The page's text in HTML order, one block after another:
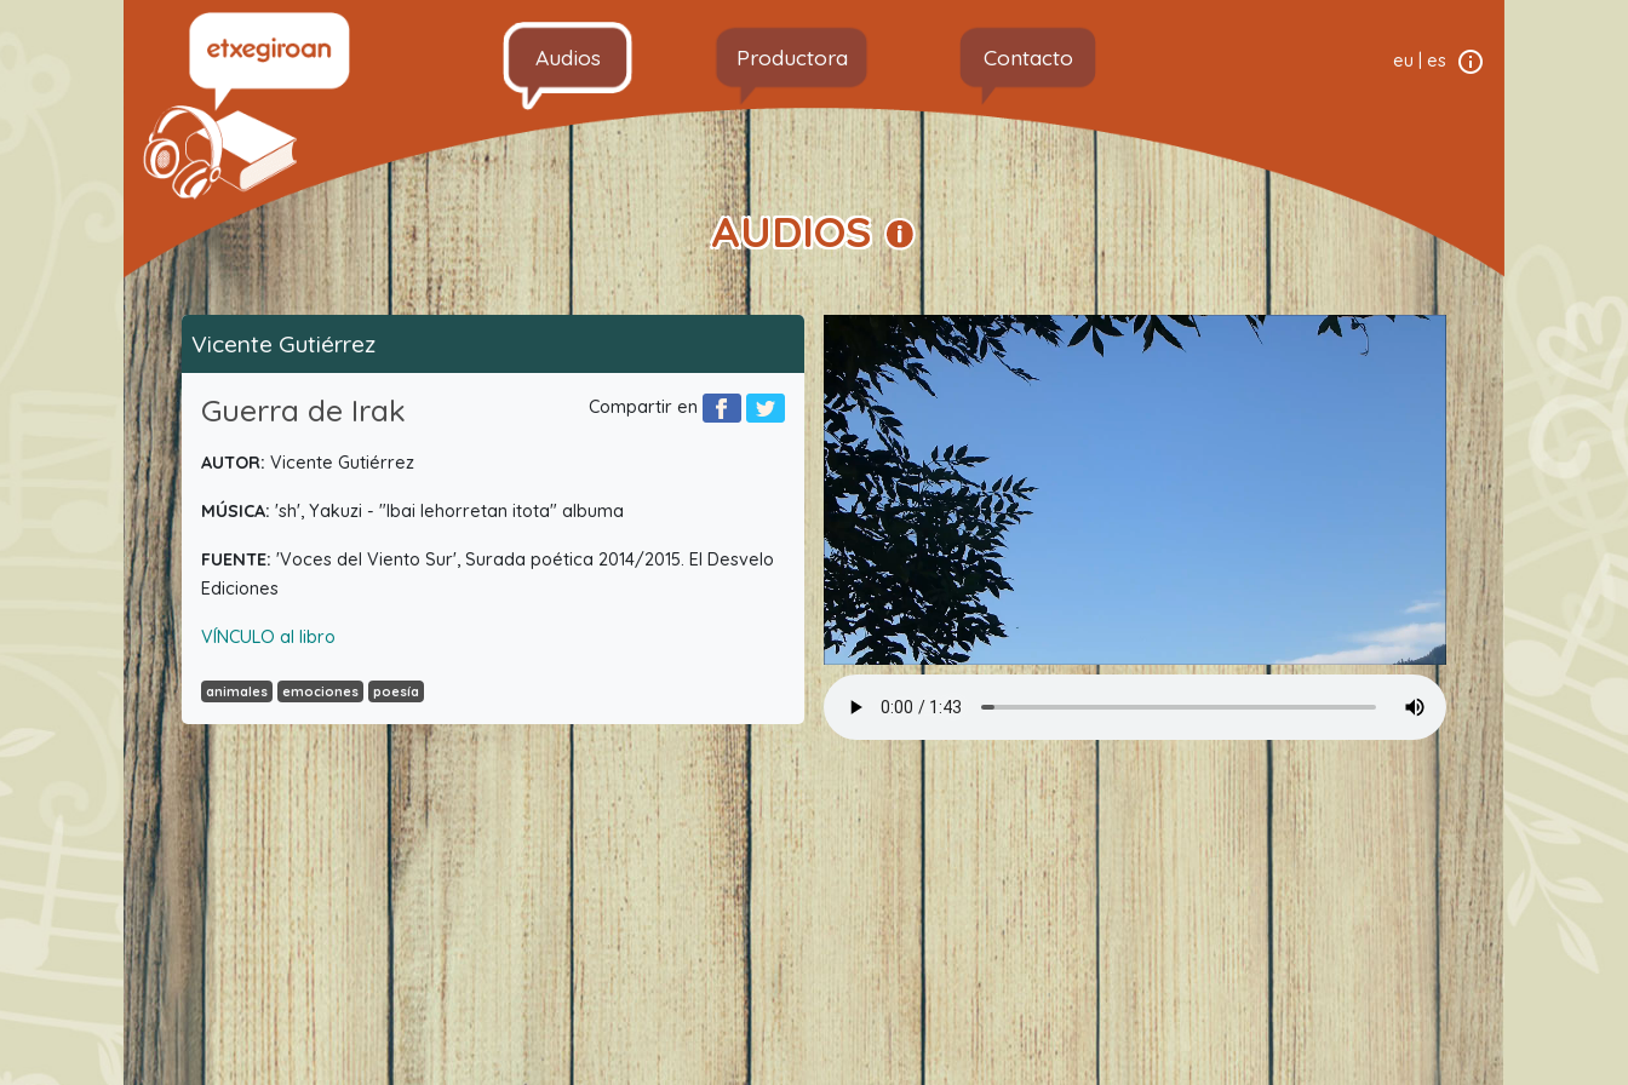
Audios Productora Contacto eu es
AUDIOS
Vicente Gutiérrez
Compartir en
Guerra de Irak
AUTOR: Vicente Gutiérrez
MÚSICA: 'sh', Yakuzi - "Ibai lehorretan itota" albuma
FUENTE: 'Voces del Viento Sur', Surada poética 2014/2015. El Desvelo
Ediciones
VÍNCULO al libro
animales emociones poesía